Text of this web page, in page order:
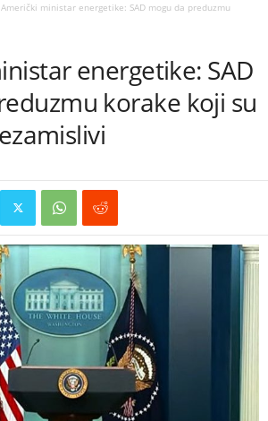
Američki ministar energetike: SAD mogu da preduzmu
energetike: SAD
korake koji su